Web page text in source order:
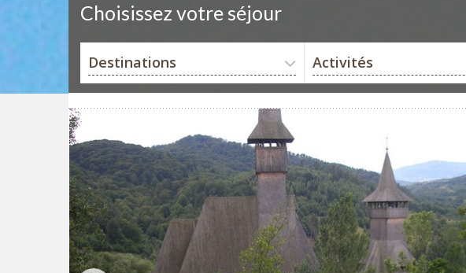
Choisissez votre séjour
Destinations Activités